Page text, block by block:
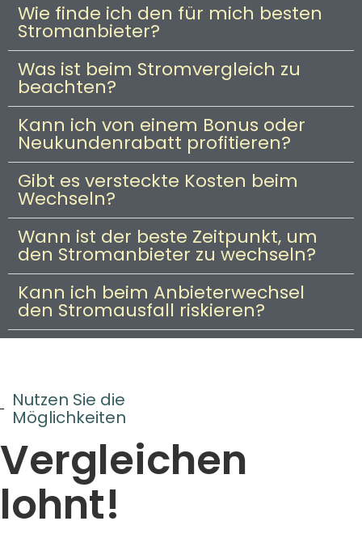
Wie finde ich den für mich besten
Stromanbieter?
Was ist beim Stromvergleich zu
beachten?
Kann ich von einem Bonus oder
Neukundenrabatt profitieren?
Gibt es versteckte Kosten beim
Wechseln?
Wann ist der beste Zeitpunkt, um
den Stromanbieter zu wechseln?
Kann ich beim Anbieterwechsel
den Stromausfall riskieren?
Nutzen Sie die
Möglichkeiten
Vergleichen
lohnt!